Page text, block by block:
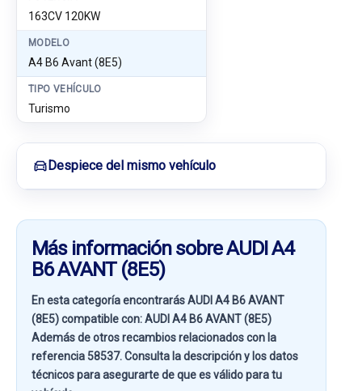
163CV 120KW
MODELO
A4 B6 Avant (8E5)
TIPO VEHÍCULO
Turismo
Despiece del mismo vehículo
Más información sobre AUDI A4
B6 AVANT (8E5)
En esta categoría encontrarás AUDI A4 B6 AVANT
(8E5) compatible con:AUDI A4 B6 AVANT (8E5)
Además de otros recambios relacionados con la
referencia 58537. Consulta la descripción y los datos
técnicos para asegurarte de que es válido para tu